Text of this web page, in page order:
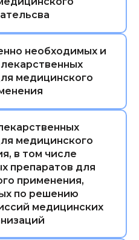
необходимых и
медицинского
медицинского
в том числе
препаратов для
применения,
по решению
медицинских